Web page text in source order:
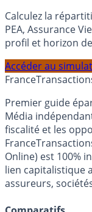
Simulateur
Calculez la
PEA, Assurance
profil et horizon de
Accéder au
France
Premier guide
Média
fiscalité et les
Online) est 100%
lien capitalistique